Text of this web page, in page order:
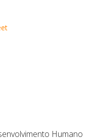
Humano